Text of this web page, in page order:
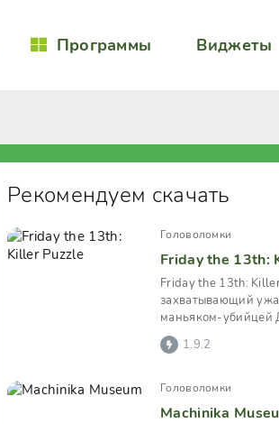
Программы Виджеты
Рекомендуем скачать
Головоломки
Friday the 13th:
захватывающий
маньяком-убийцей
Вурхизом из
1.9.2
Головоломки
Machinika